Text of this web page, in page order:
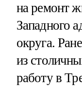
на ремонт
Западного
округа.
из
работу в